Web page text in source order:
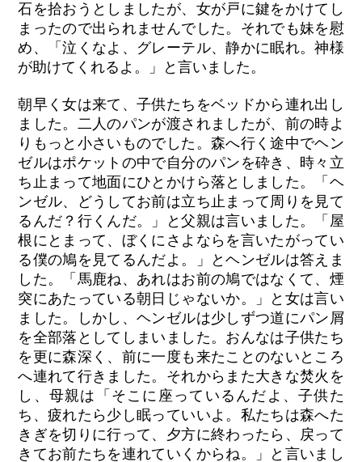
石を拾おうとしましたが、女が戸に鍵をかけてし
まったので出られませんでした。それでも妹を慰
め、「泣くなよ、グレーテル、静かに眠れ。神様
が助けてくれるよ。」と言いました。
朝早く女は来て、子供たちをベッドから連れ出し
ました。二人のパンが渡されましたが、前の時よ
りもっと小さいものでした。森へ行く途中でヘン
ゼルはポケットの中で自分のパンを砕き、時々立
ち止まって地面にひとかけら落としました。「ヘ
ンゼル、どうしてお前は立ち止まって周りを見て
るんだ？行くんだ。」と父親は言いました。「屋
根にとまって、ぼくにさよならを言いたがってい
る僕の鳩を見てるんだよ。」とヘンゼルは答えま
した。「馬鹿ね、あれはお前の鳩ではなくて、煙
突にあたっている朝日じゃないか。」と女は言い
ました。しかし、ヘンゼルは少しずつ道にパン屑
を全部落としてしまいました。おんなは子供たち
を更に森深く、前に一度も来たことのないところ
へ連れて行きました。それからまた大きな焚火を
し、母親は「そこに座っているんだよ、子供た
ち、疲れたら少し眠っていいよ。私たちは森へた
きぎを切りに行って、夕方に終わったら、戻って
きてお前たちを連れていくからね。」と言いまし